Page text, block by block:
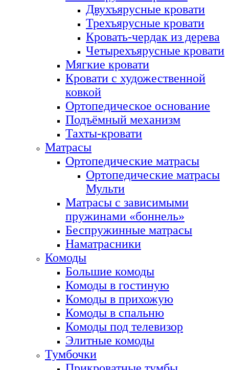
Двухъярусные кровати
Трехъярусные кровати
Кровать-чердак из дерева
Четырехъярусные кровати
Мягкие кровати
Кровати с художественной
ковкой
Ортопедическое основание
Подъёмный механизм
Тахты-кровати
Матрасы
Ортопедические матрасы
Ортопедические матрасы
Мульти
Матрасы с зависимыми
пружинами «боннель»
Беспружинные матрасы
Наматрасники
Комоды
Большие комоды
Комоды в гостиную
Комоды в прихожую
Комоды в спальню
Комоды под телевизор
Элитные комоды
Тумбочки